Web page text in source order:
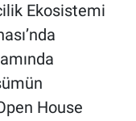
Ekosistemi
House